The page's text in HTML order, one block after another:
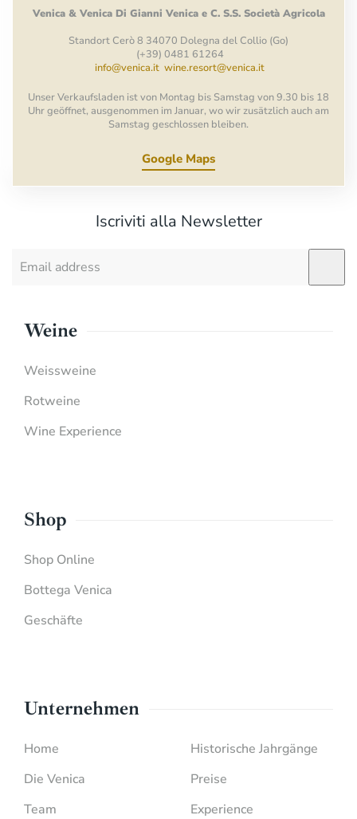
Venica & Venica Di Gianni Venica e C. S.S. Società Agricola
Standort Cerò 8 34070 Dolegna del Collio (Go)
(+39) 0481 61264
info@venica.it wine.resort@venica.it
Unser Verkaufsladen ist von Montag bis Samstag von 9.30 bis 18
Uhr geöffnet, ausgenommen im Januar, wo wir zusätzlich auch am
Samstag geschlossen bleiben.
Google Maps
Iscriviti alla Newsletter
Weine
Weissweine
Rotweine
Wine Experience
Shop
Shop Online
Bottega Venica
Geschäfte
Unternehmen
Home
Die Venica
Team
Historische Jahrgänge
Preise
Experience